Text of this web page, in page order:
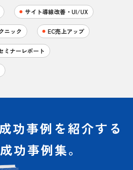
サイト導線改善・UI/UX
ニック EC売上アップ
ミナーレポート
功事例を紹介する
事例集。